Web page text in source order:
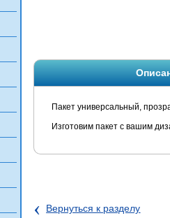
Пакет универсальный,
Изготовим пакет с вашим
‹ Вернуться к разделу